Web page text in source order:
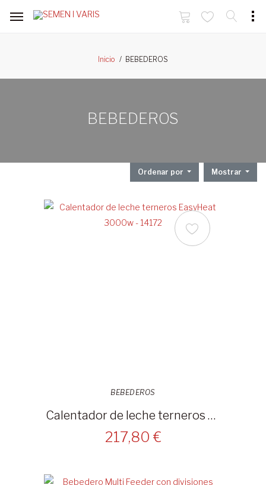
Inicio BEBEDEROS
BEBEDEROS
Ordenar por Mostrar
BEBEDEROS
Calentador de leche terneros EasyHeat 3000w - 14172
217,80 €